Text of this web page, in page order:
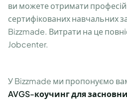
ви можете отримати
сертифікованих навчальних
Bizzmade. Витрати на це
Jobcenter.
У Bizzmade ми пропонуємо
AVGS-коучинг для